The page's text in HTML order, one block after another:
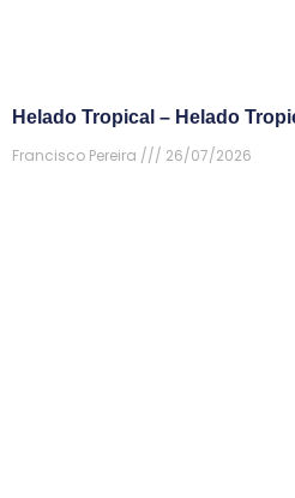
Helado Tropical – Helado
Francisco Pereira
26/07/2026